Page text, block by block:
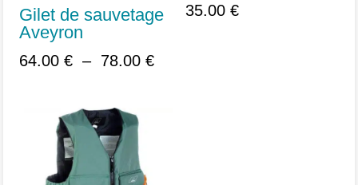
Gilet de sauvetage
Aveyron
64.00€ – 78.00€Plage
35.00 €